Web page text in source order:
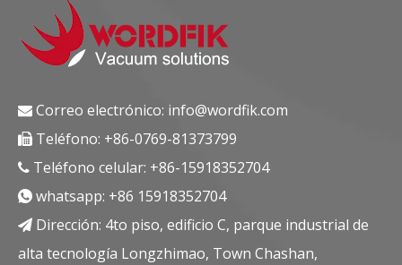
 Correo electrónico: info@wordfik.com
 Teléfono: +86-0769-81373799
 Teléfono celular: +86-15918352704
 whatsapp: +86 15918352704
 Dirección: 4to piso, edificio C, parque industrial de
alta tecnología Longzhimao, Town Chashan,